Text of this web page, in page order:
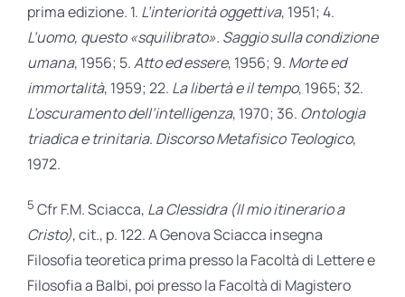
prima edizione. 1. L’interiorità oggettiva, 1951; 4.
L’uomo, questo «squilibrato». Saggio sulla condizione
umana, 1956; 5.Atto ed essere, 1956; 9. Morte ed
immortalità, 1959; 22. La libertà e il tempo, 1965; 32.
L’oscuramento dell’intelligenza, 1970; 36. Ontologia
triadica e trinitaria. Discorso Metafisico Teologico,
1972.
5 Cfr F.M. Sciacca, La Clessidra (Il mio itinerario a
Cristo), cit., p. 122. A Genova Sciacca insegna
Filosofia teoretica prima presso la Facoltà di Lettere e
Filosofia a Balbi, poi presso la Facoltà di Magistero